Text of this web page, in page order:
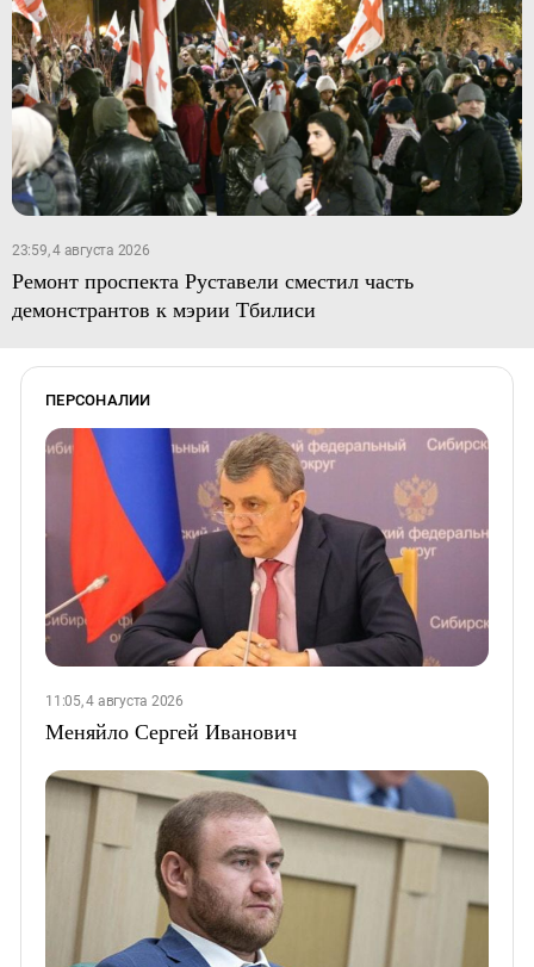
23:59, 4 августа 2026
Ремонт проспекта Руставели сместил часть
демонстрантов к мэрии Тбилиси
ПЕРСОНАЛИИ
11:05, 4 августа 2026
Меняйло Сергей Иванович